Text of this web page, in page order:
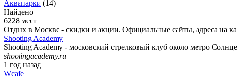
Аквапарки (14)
Найдено
6228 мест
Отдых в Москве - скидки и акции. Официальные сайты, адреса на
Shooting Academy
Shooting Academy - московский стрелковый клуб около метро
shootingacademy.ru
1 год назад
Wcafe